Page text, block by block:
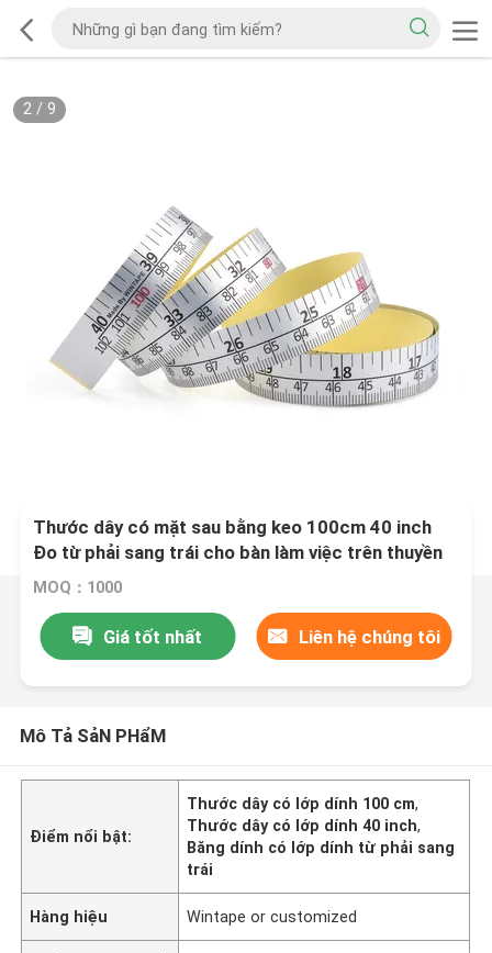
2/ 9
Thước dây có mặt sau bằng keo 100cm 40 inch
Đo từ phải sang trái cho bàn làm việc trên thuyền
MOQ：1000
Giá tốt nhất Liên hệ chúng tôi
Mô Tả SảN PHẩM
Điểm nổi bật:
Thước dây có lớp dính 100 cm,
Thước dây có lớp dính 40 inch,
Băng dính có lớp dính từ phải sang
trái
Hàng hiệu Wintape or customized